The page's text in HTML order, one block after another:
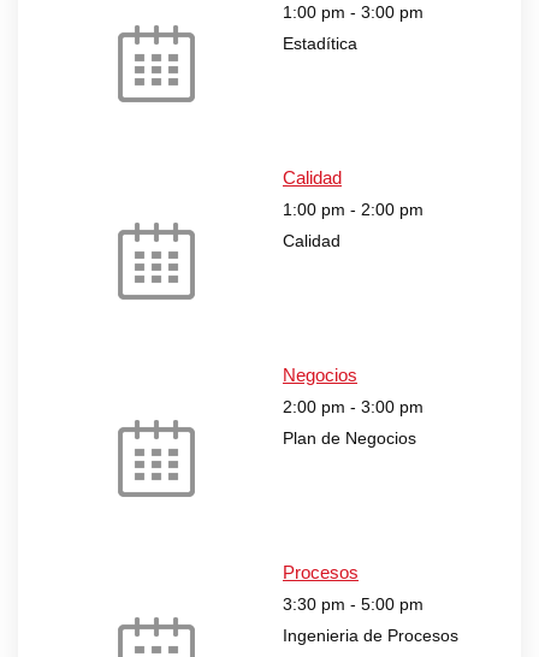
1:00 pm - 3:00 pm
Estadítica
Calidad
1:00 pm - 2:00 pm
Calidad
Negocios
2:00 pm - 3:00 pm
Plan de Negocios
Procesos
3:30 pm - 5:00 pm
Ingenieria de Procesos